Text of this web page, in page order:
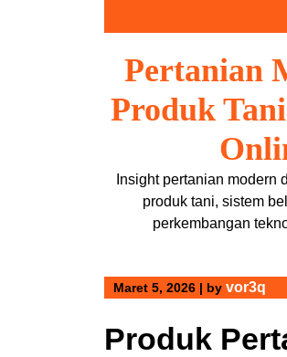
Pertanian
Produk
Insight pertanian modern
produk tani, sistem
perkembangan
Maret 5, 2026 | by vor3q
Produk